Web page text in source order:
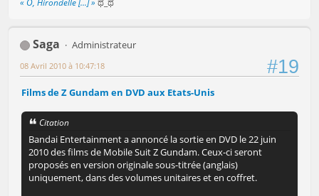
« Ô, Hirondelle [...] » ಥ_ಥ
Saga Administrateur
#19
08 Avril 2010 à 10:47:18
Films de Z Gundam en DVD aux Etats-Unis
Citation
Bandai Entertainment a annoncé la sortie en DVD le 22 juin
2010 des films de Mobile Suit Z Gundam. Ceux-ci seront
proposés en version originale sous-titrée (anglais)
uniquement, dans des volumes unitaires et en coffret.